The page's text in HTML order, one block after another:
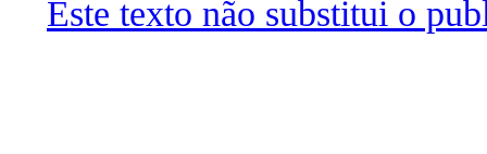
Este texto não substitui o